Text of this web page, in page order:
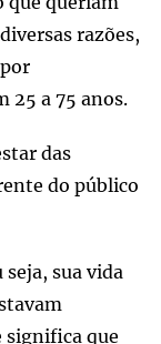
razões,
25 a 75 anos.
das
do público
sua vida
significa que